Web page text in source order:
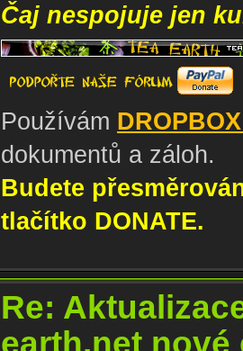
Čaj nespojuje jen
Používám
dokumentů a záloh.
Budete
tlačítko DONATE.
Re:
earth.net nové